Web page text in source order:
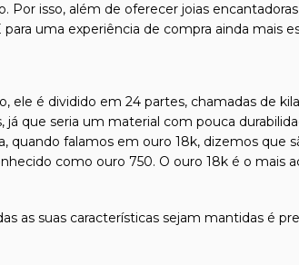
isso, além de oferecer joias
uma experiência de compra ainda mais
é dividido em 24 partes, chamadas de
que seria um material com pouca
quando falamos em ouro 18k, dizemos que
como ouro 750. O ouro 18k é o mais
as suas características sejam mantidas é